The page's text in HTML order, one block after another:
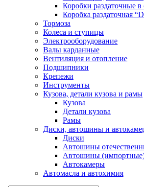
Коробки раздаточные в
Коробка раздаточная
Тормоза
Колеса и ступицы
Электрооборудование
Валы карданные
Вентиляция и отопление
Подшипники
Крепежи
Инструменты
Кузова, детали кузова и рамы
Кузова
Детали кузова
Рамы
Диски, автошины и
Диски
Автошины
Автошины
Автокамеры
Автомасла и автохимия